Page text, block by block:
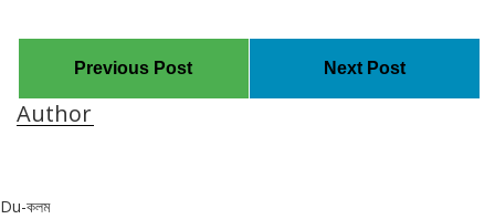
Previous Post Next Post
Author
Du-কলম